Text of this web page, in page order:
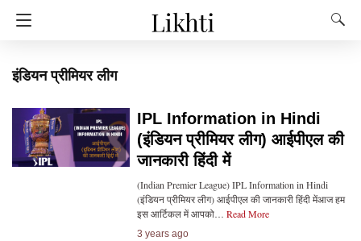
इंडियन प्रीमियर लीग
IPL Information in Hindi
(इंडियन प्रीमियर लीग) आईपीएल की
जानकारी हिंदी में
(Indian Premier League) IPL Information in Hindi
(इंडियन प्रीमियर लीग) आईपीएल की जानकारी हिंदी मेंआज हम
इस आर्टिकल में आपको… Read More
3 years ago